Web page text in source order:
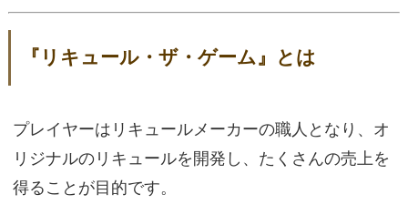
『リキュール・ザ・ゲーム』とは
プレイヤーはリキュールメーカーの職人となり、オ
リジナルのリキュールを開発し、たくさんの売上を
得ることが目的です。